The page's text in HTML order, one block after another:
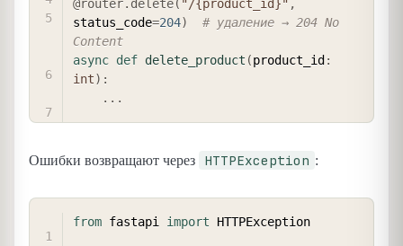
@router. delete( "/{product_id}" ,
status_code=204)
# удаление → 204 No
Content
async def delete_product (product_id :
int) :
. . .
Ошибки возвращают через HTTPException :
from fastapi import HTTPException